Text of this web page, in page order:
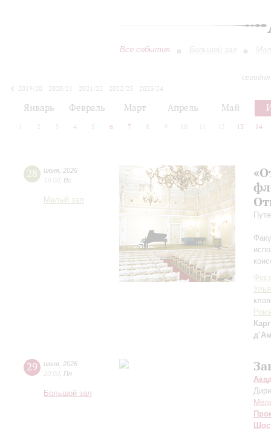
Все события Большой зал
2019/20
2020/21 2021/22 2022/23
2023/24
Январь Февраль Март Апрель Май
2 3 4 5 6 7 8 9 10 12 13 14
28 июня 2026
19:00 Вс
Малый зал
29 июня 2026
20:00 Пн
Большой зал